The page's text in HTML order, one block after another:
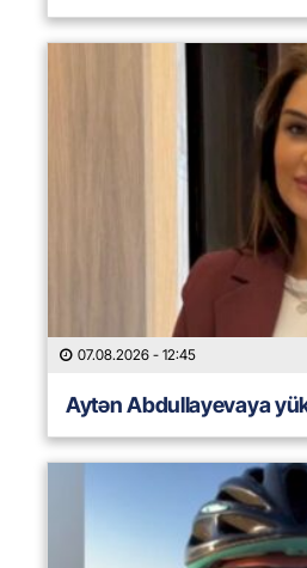
07.08.2026 - 12:45
Aytən Abdullayevaya